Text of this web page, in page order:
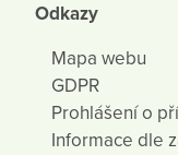
Odkazy
Mapa webu
GDPR
Prohlášení o
Informace dle